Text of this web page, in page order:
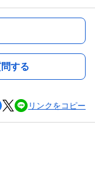
する
リンクをコピー